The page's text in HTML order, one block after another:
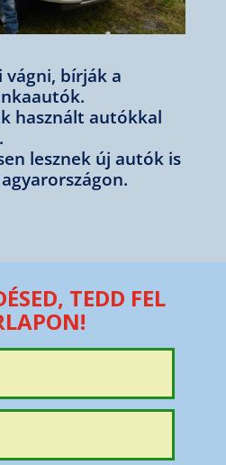
bírják a
használt autókkal
lesznek új autók is
TEDD FEL